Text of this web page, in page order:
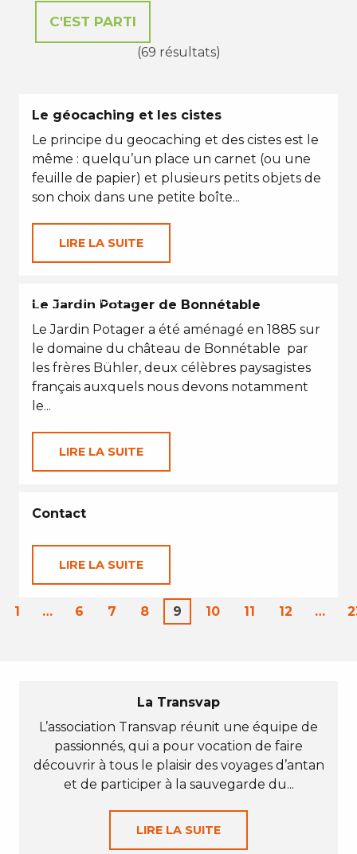
(69 résultats)
Le géocaching et les cistes
Le principe du geocaching et des cistes est le
même : quelqu’un place un carnet (ou une
feuille de papier) et plusieurs petits objets de
son choix dans une petite boîte...
LIRE LA SUITE
EN TOUTES SAISONS
Le Jardin Potager de Bonnétable
Le Jardin Potager a été aménagé en 1885 sur
le domaine du château de Bonnétable par
les frères Bühler, deux célèbres paysagistes
français auxquels nous devons notamment
le...
LIRE LA SUITE
Contact
LIRE LA SUITE
1 … 6 7 8 9 10 11 12 …
La Transvap
L’association Transvap réunit une équipe de
passionnés, qui a pour vocation de faire
découvrir à tous le plaisir des voyages d’antan
et de participer à la sauvegarde du...
LIRE LA SUITE